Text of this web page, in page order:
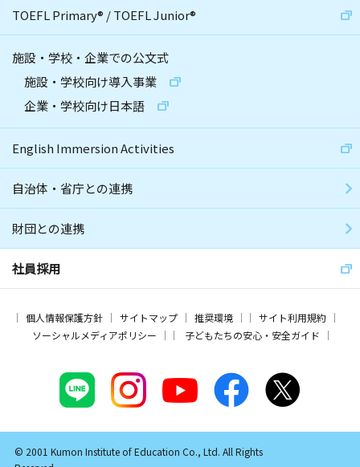
TOEFL Primary® /TOEFL Junior®
施設・学校・企業での公文式
施設・学校向け導入事業
企業・学校向け日本語
English Immersion Activities
自治体・省庁との連携
財団との連携
社員採用
個人情報保護方針 サイトマップ 推奨環境
サイト利用規約
ソーシャルメディアポリシー
子どもたちの安心・安全ガイド
© 2001 Kumon Institute of Education Co., Ltd. All Rights